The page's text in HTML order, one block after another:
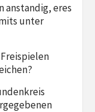
anstandig, eres
unter